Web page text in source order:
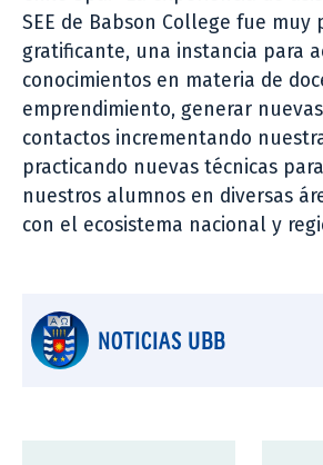
SEE de Babson College fue muy
gratificante, una instancia para
conocimientos en materia de
emprendimiento, generar
contactos incrementando
practicando nuevas técnicas
nuestros alumnos en diversas
con el ecosistema nacional y
NOTICIAS UBB